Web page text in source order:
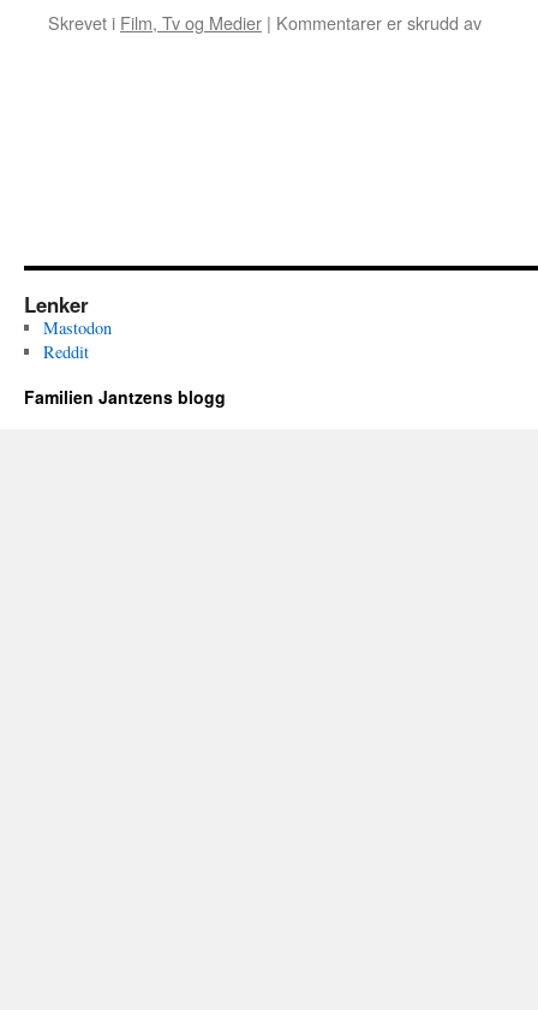
Skrevet i Film, Tv og Medier | Kommentarer er skrudd avfor
Lenker
Mastodon
Reddit
Familien Jantzens blogg